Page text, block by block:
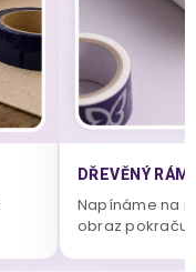
DŘEVĚNÝ RÁM
Napínáme na
obraz